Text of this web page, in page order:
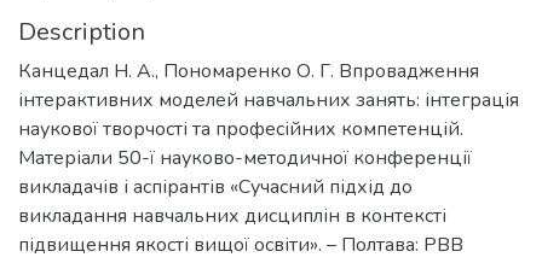
Description
Канцедал Н. А., Пономаренко О. Г. Впровадження
інтерактивних моделей навчальних занять: інтеграція
наукової творчості та професійних компетенцій.
Матеріали 50-ї науково-методичної конференції
викладачів і аспірантів «Сучасний підхід до
викладання навчальних дисциплін в контексті
підвищення якості вищої освіти». – Полтава: РВВ